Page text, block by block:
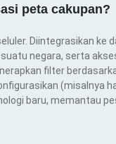
peta cakupan?
Diintegrasikan ke
negara, serta
filter
(misalnya
baru, memantau